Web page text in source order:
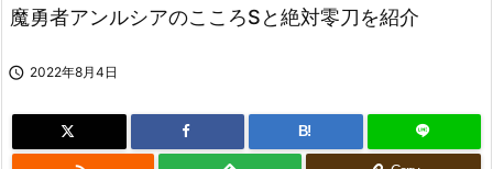
魔勇者アンルシアのこころSと絶対零刀を紹介
 2022年8月4日
B!